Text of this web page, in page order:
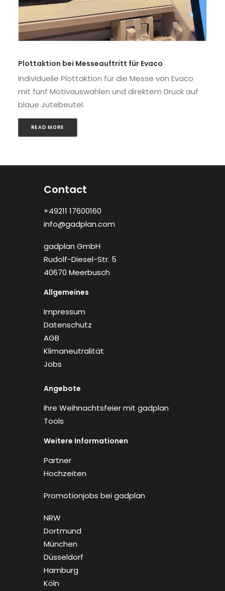
Plottaktion bei Messeauftritt für Evaco
Individuelle Plottaktion für die Messe von Evaco
mit fünf Motivauswahlen und direktem Druck auf
blaue Jutebeutel.
READ MORE
Contact
+49211 17600160
info@gadplan.com
gadplan GmbH
Rudolf-Diesel-Str. 5
40670 Meerbusch
Allgemeines
Impressum
Datenschutz
AGB
Klimaneutralität
Jobs
Angebote
Ihre Weihnachtsfeier mit gadplan
Tools
Weitere Informationen
Partner
Hochzeiten
Promotionjobs bei gadplan
NRW
Dortmund
München
Düsseldorf
Hamburg
Köln